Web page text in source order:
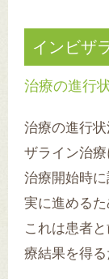
インビザ
治療の進行
治療の進行
ザライン治療
治療開始時
実に進めるた
これは患者
療結果を得る